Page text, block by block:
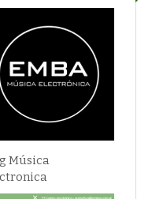
Música